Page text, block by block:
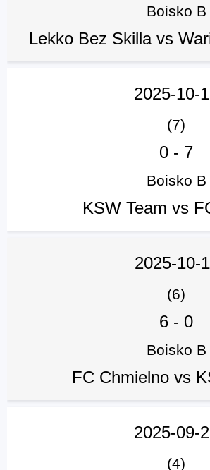
Boisko B
Lekko Bez Skilla vs
2025-10-
(7)
0 - 7
Boisko B
KSW Team vs
2025-10-
(6)
6 - 0
Boisko B
FC Chmielno vs
2025-09-
(4)